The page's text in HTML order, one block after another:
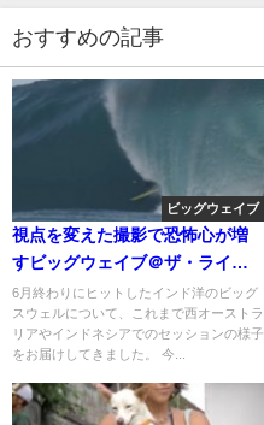
おすすめの記事
ビッグウェイブ
視点を変えた撮影で恐怖心が増
すビッグウェイブ＠ザ・ライト
（西オーストラリア）
6月終わりにヒットしたインド洋のビッグ
スウェルについて、これまで西オーストラ
リアやインドネシアでのセッションの様子
をお届けしてきました。 今...